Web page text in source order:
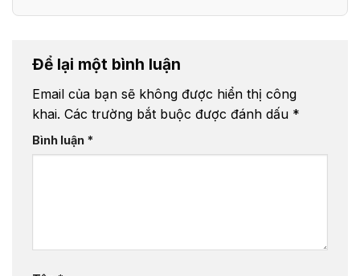
Để lại một bình luận
Email của bạn sẽ không được hiển thị công
khai. Các trường bắt buộc được đánh dấu *
Bình luận *